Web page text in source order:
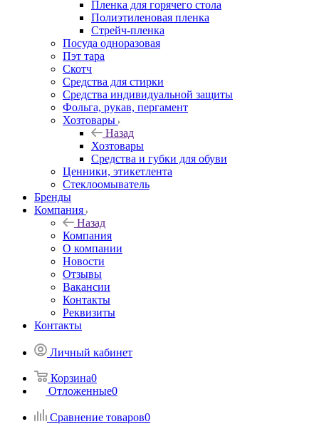
Пленка для горячего стола
Полиэтиленовая пленка
Стрейч-пленка
Посуда одноразовая
Пэт тара
Скотч
Средства для стирки
Средства индивидуальной защиты
Фольга, рукав, пергамент
Хозтовары
Назад
Хозтовары
Средства и губки для обуви
Ценники, этикетлента
Стеклоомыватель
Бренды
Компания
Назад
Компания
О компании
Новости
Отзывы
Вакансии
Контакты
Реквизиты
Контакты
Личный кабинет
Корзина0
Отложенные0
Сравнение товаров0